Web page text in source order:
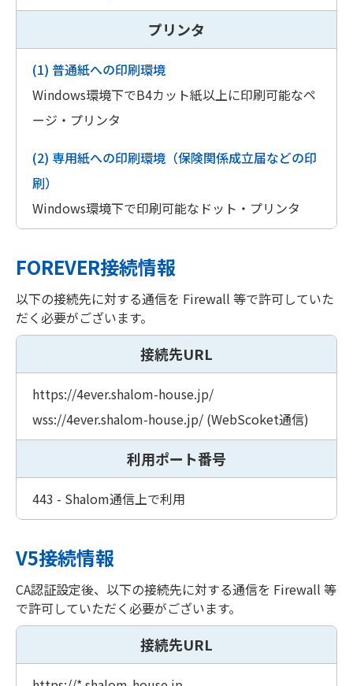
プリンタ
(1) 普通紙への印刷環境
Windows環境下でB4カット紙以上に印刷可能なペ
ージ・プリンタ
(2) 専用紙への印刷環境（保険関係成立届などの印
刷）
Windows環境下で印刷可能なドット・プリンタ
FOREVER接続情報
以下の接続先に対する通信を Firewall 等で許可していた
だく必要がございます。
接続先URL
https://4ever.shalom-house.jp/
wss://4ever.shalom-house.jp/ (WebScoket通信)
利用ポート番号
443 - Shalom通信上で利用
V5接続情報
CA認証設定後、以下の接続先に対する通信を Firewall 等
で許可していただく必要がございます。
接続先URL